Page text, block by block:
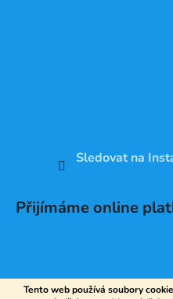
Tento web používá soubory
Sledovat na
Přijímáme online